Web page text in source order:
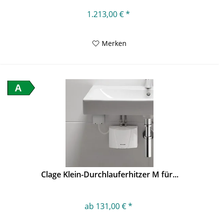
1.213,00 € *
Merken
A
Clage Klein-Durchlauferhitzer M für...
ab 131,00 € *